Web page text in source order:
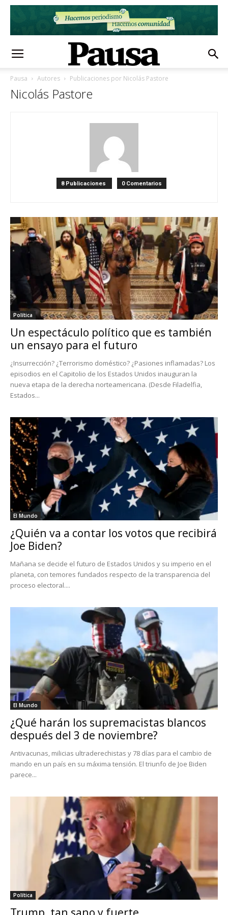
Pausa Autores Publicaciones por Nicolás Pastore
Nicolás Pastore
8 Publicaciones 0 Comentarios
Política
Un espectáculo político que es también
un ensayo para el futuro
¿Insurrección? ¿Terrorismo doméstico? ¿Pasiones inflamadas? Los
episodios en el Capitolio de los Estados Unidos inauguran la
nueva etapa de la derecha norteamericana. (Desde Filadelfia,
Estados...
El Mundo
¿Quién va a contar los votos que recibirá
Joe Biden?
Mañana se decide el futuro de Estados Unidos y su imperio en el
planeta, con temores fundados respecto de la transparencia del
proceso electoral....
El Mundo
¿Qué harán los supremacistas blancos
después del 3 de noviembre?
Antivacunas, milicias ultraderechistas y 78 días para el cambio de
mando en un país en su máxima tensión. El triunfo de Joe Biden
parece...
Política